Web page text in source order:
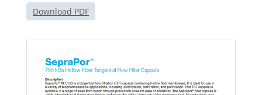
Download PDF